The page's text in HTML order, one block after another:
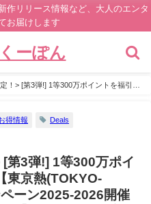
作リリース情報など、大人のエンタ
お届けします
ーぽん
！> [第3弾!] 1等300万ポイントを福引で
得情報 Deals
第3弾!] 1等300万ポイ
東京熱(TOKYO-
ーン2025-2026開催